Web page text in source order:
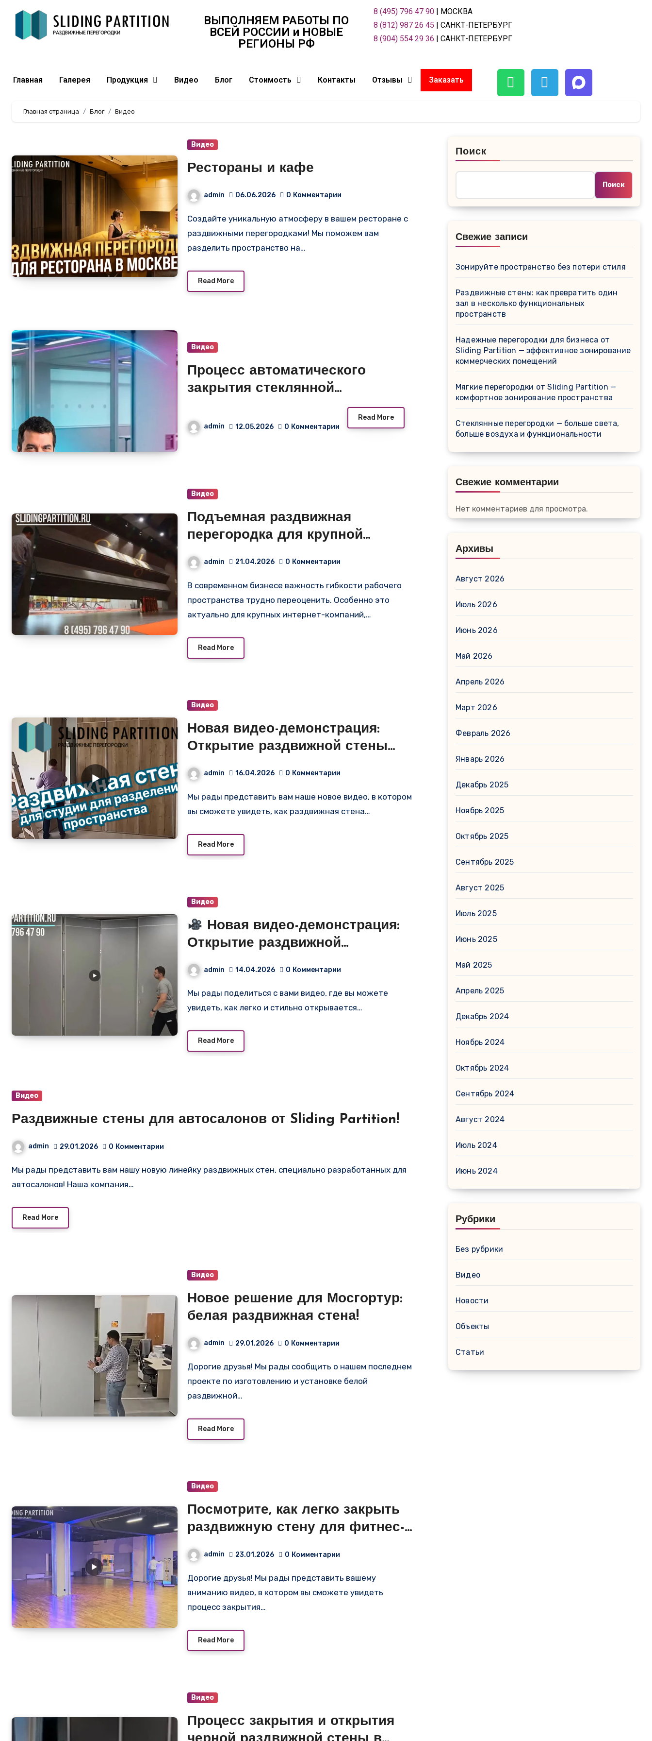
ВЫПОЛНЯЕМ РАБОТЫ ПО
ВСЕЙ РОСCИИ и НОВЫЕ
РЕГИОНЫ РФ
8 (495) 796 47 90| МОСКВА
8 (812) 987 26 45 | САНКТ-ПЕТЕРБУРГ
8 (904) 554 29 36 | САНКТ-ПЕТЕРБУРГ
Главная Галерея Продукция Видео Блог Стоимость Контакты Отзывы Заказать
Главная страница Блог Видео
Видео
Рестораны и кафе
admin 06.06.2026 0 Комментарии
Создайте уникальную атмосферу в вашем ресторане с
раздвижными перегородками! Мы поможем вам
разделить пространство на…
Read More
Видео
Процесс автоматического
закрытия стеклянной
перегородки с проходными
дверями
admin 12.05.2026 0 Комментарии
Read More
Видео
Подъемная раздвижная
перегородка для крупной
интернет-компании: Идеальное
решение для разделения
пространства
admin 21.04.2026 0 Комментарии
В современном бизнесе важность гибкости рабочего
пространства трудно переоценить. Особенно это
актуально для крупных интернет-компаний,…
Read More
Видео
Новая видео-демонстрация:
Открытие раздвижной стены
для квартиры-студии!
admin 16.04.2026 0 Комментарии
Мы рады представить вам наше новое видео, в котором
вы сможете увидеть, как раздвижная стена…
Read More
Видео
Новая видео-демонстрация:
Открытие раздвижной
перегородки «Антей» в офисе
Арзамаса!
admin 14.04.2026 0 Комментарии
Мы рады поделиться с вами видео, где вы можете
увидеть, как легко и стильно открывается…
Read More
Видео
Раздвижные стены для автосалонов от Sliding Partition!
admin 29.01.2026 0 Комментарии
Мы рады представить вам нашу новую линейку раздвижных стен, специально разработанных для
автосалонов! Наша компания…
Read More
Видео
Новое решение для Мосгортур:
белая раздвижная стена!
admin 29.01.2026 0 Комментарии
Дорогие друзья! Мы рады сообщить о нашем последнем
проекте по изготовлению и установке белой
раздвижной…
Read More
Видео
Посмотрите, как легко закрыть
раздвижную стену для фитнес-
центра!
admin 23.01.2026 0 Комментарии
Дорогие друзья! Мы рады представить вашему
вниманию видео, в котором вы сможете увидеть
процесс закрытия…
Read More
Видео
Процесс закрытия и открытия
Поиск
Поиск
Свежие записи
Зонируйте пространство без потери стиля
Раздвижные стены: как превратить один
зал в несколько функциональных
пространств
Надежные перегородки для бизнеса от
Sliding Partition — эффективное зонирование
коммерческих помещений
Мягкие перегородки от Sliding Partition —
комфортное зонирование пространства
Стеклянные перегородки — больше света,
больше воздуха и функциональности
Свежие комментарии
Нет комментариев для просмотра.
Архивы
Август 2026
Июль 2026
Июнь 2026
Май 2026
Апрель 2026
Март 2026
Февраль 2026
Январь 2026
Декабрь 2025
Ноябрь 2025
Октябрь 2025
Сентябрь 2025
Август 2025
Июль 2025
Июнь 2025
Май 2025
Апрель 2025
Декабрь 2024
Ноябрь 2024
Октябрь 2024
Сентябрь 2024
Август 2024
Июль 2024
Июнь 2024
Рубрики
Без рубрики
Видео
Новости
Объекты
Статьи